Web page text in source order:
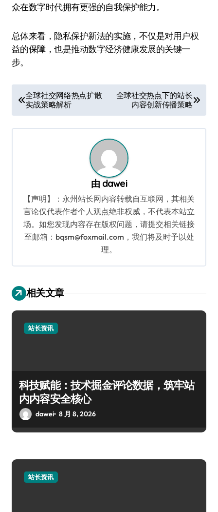
众在数字时代拥有更强的自我保护能力。
总体来看，隐私保护新法的实施，不仅是对用户权
益的保障，也是推动数字经济健康发展的关键一
步。
章
导
全球社交网络热点扩散
实战策略解析
全球社交热点下的站长
内容创新传播策略
由 dawei
【声明】：永州站长网内容转载自互联网，其相关
言论仅代表作者个人观点绝非权威，不代表本站立
场。如您发现内容存在版权问题，请提交相关链接
至邮箱：bqsm@foxmail.com，我们将及时予以处
理。
相关文章
站长资讯
科技赋能：技术掘金评论数据，筑牢站
内内容安全核心
dawei 8 月 8, 2026
站长资讯